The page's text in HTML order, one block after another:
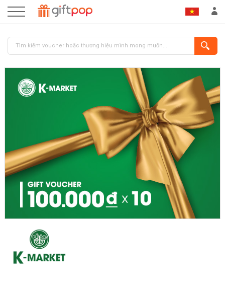
ĐĂNG NHẬP ĐĂNG KÝ